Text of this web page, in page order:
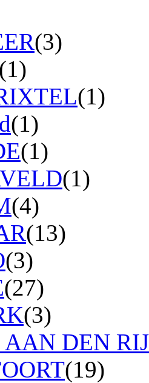
(3)
(1)
(1)
(1)
(1)
(1)
(4)
(13)
(3)
(27)
(3)
DEN
(19)